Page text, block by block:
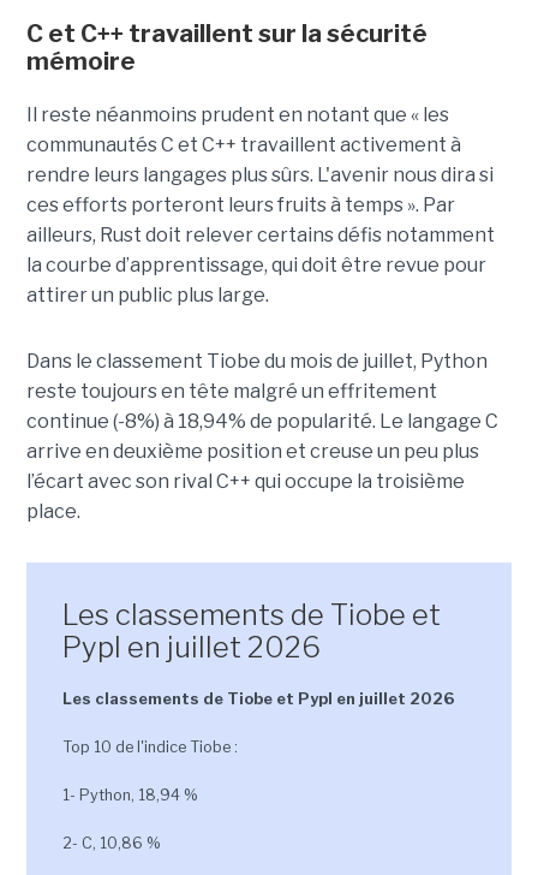
C et C++ travaillent sur la sécurité
mémoire
Il reste néanmoins prudent en notant que « les
communautés C et C++ travaillent activement à
rendre leurs langages plus sûrs. L'avenir nous dira si
ces efforts porteront leurs fruits à temps ». Par
ailleurs, Rust doit relever certains défis notamment
la courbe d’apprentissage, qui doit être revue pour
attirer un public plus large.
Dans le classement Tiobe du mois de juillet, Python
reste toujours en tête malgré un effritement
continue (-8%) à 18,94% de popularité. Le langage C
arrive en deuxième position et creuse un peu plus
l’écart avec son rival C++ qui occupe la troisième
place.
Les classements de Tiobe et
Pypl en juillet 2026
Les classements de Tiobe et Pypl en juillet 2026
Top 10 de l'indice Tiobe :
1- Python, 18,94 %
2- C, 10,86 %